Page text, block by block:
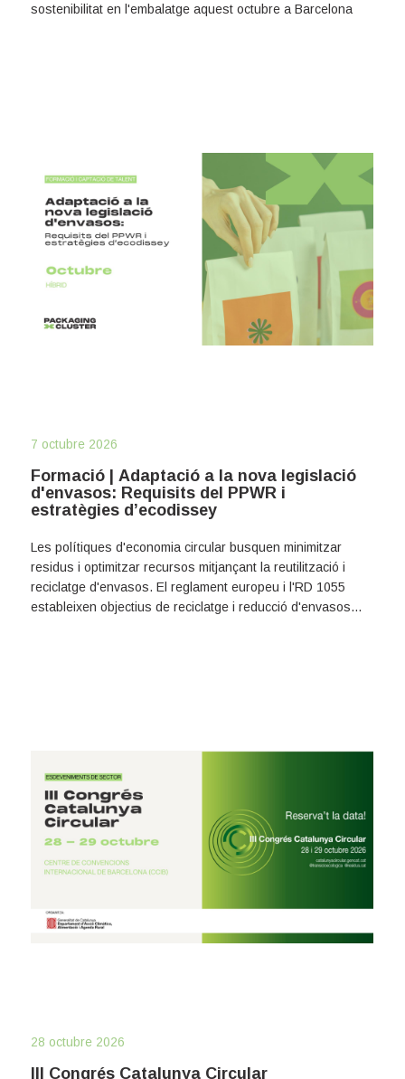
sostenibilitat en l'embalatge aquest octubre a Barcelona
Formació | Adaptació a la nova legislació
d'envasos: Requisits del PPWR i
estratègies d’ecodissey
7 octubre 2026
Les polítiques d'economia circular busquen minimitzar
residus i optimitzar recursos mitjançant la reutilització i
reciclatge d'envasos. El reglament europeu i l'RD 1055
estableixen objectius de reciclatge i reducció d'envasos
III Congrés Catalunya Circular
28 octubre 2026